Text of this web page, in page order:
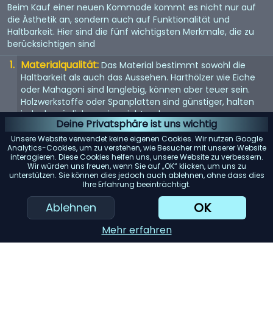
Deine Privatsphäre ist uns wichtig
Unsere Website verwendet keine eigenen Cookies. Wir nutzen Google
Analytics-Cookies, um zu verstehen, wie Besucher mit unserer Website
interagieren. Diese Cookies helfen uns, unsere Website zu verbessern.
Wir würden uns freuen, wenn Sie auf „OK“ klicken, um uns zu
unterstützen. Sie können dies jedoch auch ablehnen, ohne dass dies
Ihre Erfahrung beeinträchtigt.
Ablehnen OK
Mehr erfahren
Beim Kauf einer neuen Kommode kommt es nicht nur auf
die Ästhetik an, sondern auch auf Funktionalität und
Haltbarkeit. Hier sind die fünf wichtigsten Merkmale, die zu
berücksichtigen sind
Materialqualität: Das Material bestimmt sowohl die
Haltbarkeit als auch das Aussehen. Harthölzer wie Eiche
oder Mahagoni sind langlebig, können aber teuer sein.
Holzwerkstoffe oder Spanplatten sind günstiger, halten
jedoch möglicherweise nicht so lange.
Größe und Stauraum: Überlegen Sie, wie viel Stauraum
Sie benötigen und wie viel Platz in Ihrem Zimmer zur
Verfügung steht. Messen Sie den Bereich, in dem Sie die
Kommode aufstellen möchten, um sicherzustellen, dass
Konstruktion der Schubladen:
Suchen Sie nach
Schubladen mit Schwalbenschwanzverbindungen, da
diese stabiler sind. Vollauszugsführungen ermöglichen